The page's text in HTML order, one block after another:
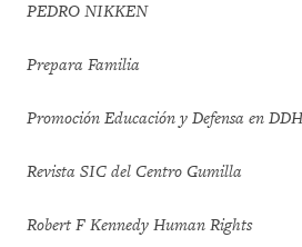
PEDRO NIKKEN
Prepara Familia
Promoción Educación y Defensa en
Revista SIC del Centro Gumilla
Robert F Kennedy Human Rights